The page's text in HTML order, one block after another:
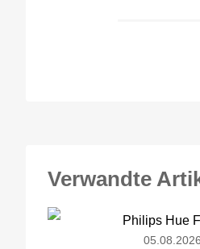
Verwandte
Philips Hue